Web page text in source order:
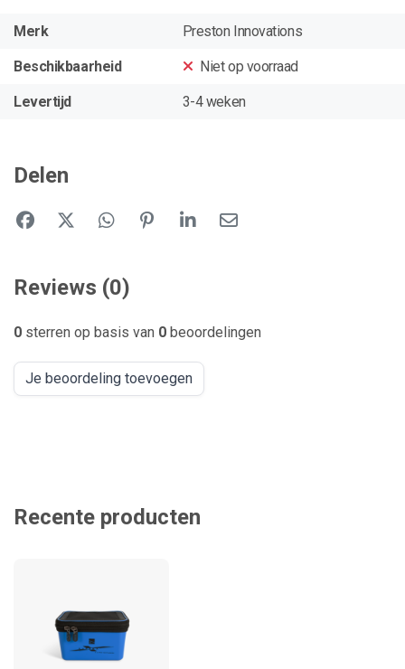
Merk Preston Innovations
Beschikbaarheid Niet op voorraad
Levertijd 3-4 weken
Delen
Reviews (0)
0 sterren op basis van 0 beoordelingen
Je beoordeling toevoegen
Recente producten